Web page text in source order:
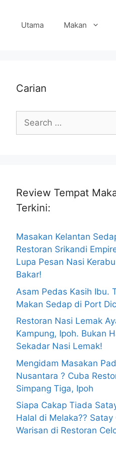
Utama Makan
Carian
Search
for:
Review Tempat
Terkini:
Masakan Kelantan
Restoran Srikandi
Lupa Pesan Nasi
Bakar!
Asam Pedas Kasih Ibu.
Makan Sedap di Port
Restoran Nasi Lemak
Kampung, Ipoh. Bukan
Sekadar Nasi Lemak!
Mengidam Masakan
Nusantara ? Cuba
Simpang Tiga, Ipoh
Siapa Cakap Tiada
Halal di Melaka?? Satay
Warisan di Restoran